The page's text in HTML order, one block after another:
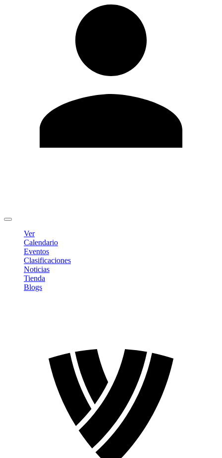
Ver
Calendario
Eventos
Clasificaciones
Noticias
Tienda
Blogs